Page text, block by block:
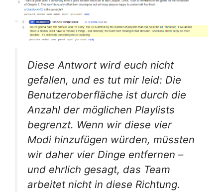
Diese Antwort wird euch nicht
gefallen, und es tut mir leid: Die
Benutzeroberfläche ist durch die
Anzahl der möglichen Playlists
begrenzt. Wenn wir diese vier
Modi hinzufügen würden, müssten
wir daher vier Dinge entfernen –
und ehrlich gesagt, das Team
arbeitet nicht in diese Richtung.